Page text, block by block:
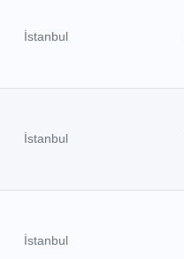
İstanbul
İstanbul
İstanbul